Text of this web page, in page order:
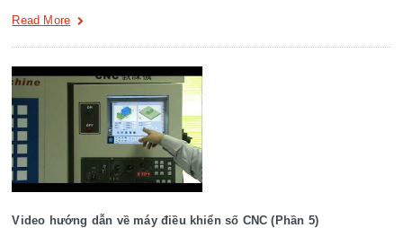
Read More
Video hướng dẫn về máy điều khiển số CNC (Phần 5)